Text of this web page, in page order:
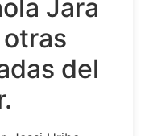
Jara
del